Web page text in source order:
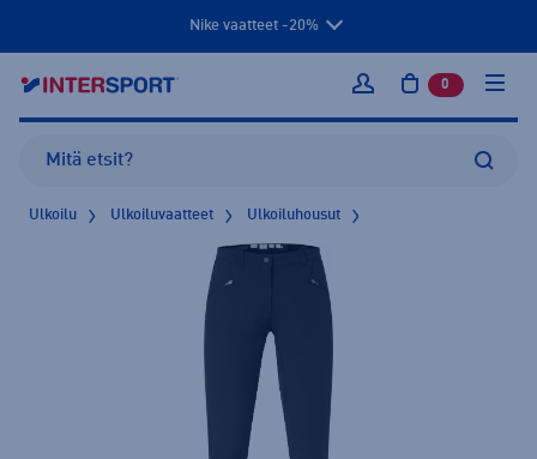
Nike vaatteet -20%
Kirjaudu sisään
0 tuotetta
Ulkoilu Ulkoiluvaatteet Ulkoiluhousut